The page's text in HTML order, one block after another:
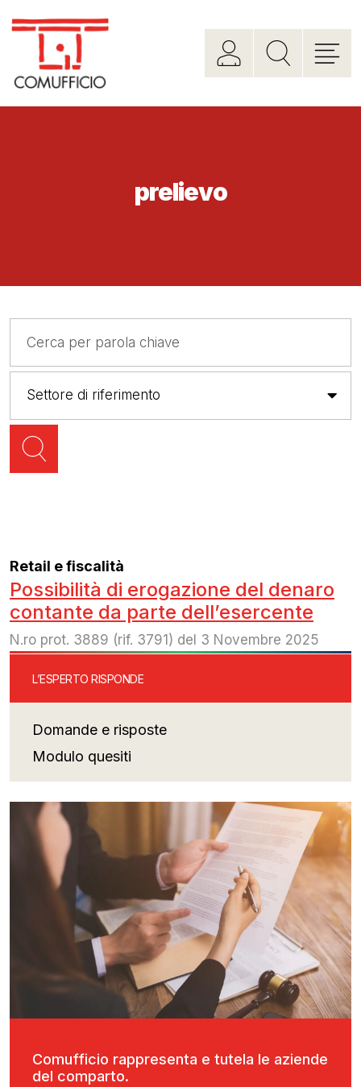
prelievo
Retail e fiscalità
Possibilità di erogazione del denaro
contante da parte dell’esercente
N.ro prot. 3889 (rif. 3791) del 3 Novembre 2025
L’ESPERTO RISPONDE
Domande e risposte
Modulo quesiti
Comufficio rappresenta e tutela le aziende
del comparto.